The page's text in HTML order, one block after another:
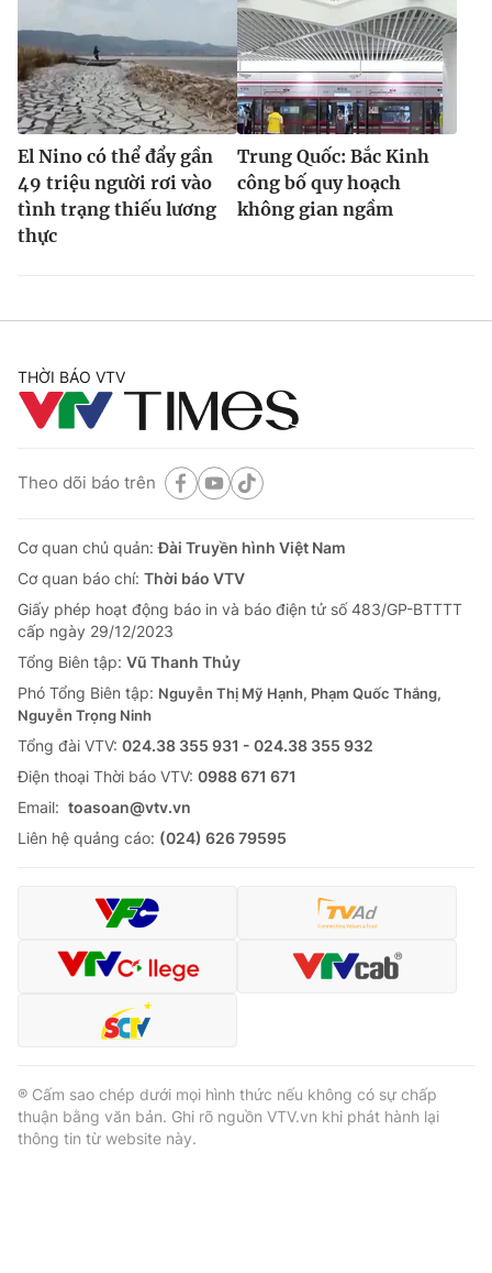
El Nino có thể đẩy gần
49 triệu người rơi vào
tình trạng thiếu lương
thực
Trung Quốc: Bắc Kinh
công bố quy hoạch
không gian ngầm
THỜI BÁO VTV
Theo dõi báo trên
Cơ quan chủ quản:Đài Truyền hình Việt Nam
Cơ quan báo chí: Thời báo VTV
Giấy phép hoạt động báo in và báo điện tử số 483/GP-BTTTT
cấp ngày 29/12/2023
Tổng Biên tập: Vũ Thanh Thủy
Phó Tổng Biên tập: Nguyễn Thị Mỹ Hạnh, Phạm Quốc Thắng,
Nguyễn Trọng Ninh
Tổng đài VTV: 024.38 355 931 - 024.38 355 932
Ðiện thoại Thời báo VTV: 0988 671 671
Email: toasoan@vtv.vn
Liên hệ quảng cáo: (024) 626 79595
® Cấm sao chép dưới mọi hình thức nếu không có sự chấp
thuận bằng văn bản. Ghi rõ nguồn VTV.vn khi phát hành lại
thông tin từ website này.